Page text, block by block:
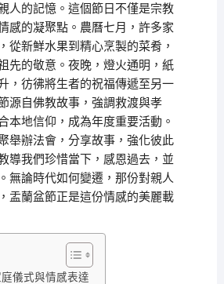
人的記憶。這個節日不僅是宗教
感的凝聚點。農曆七月，許多家
從新鮮水果到精心烹製的菜肴，
先的敬意。夜晚，燈火通明，紙
，彷彿將生者的祝福傳遞至另一
源自佛教故事，強調救渡與孝
本地信仰，成為年度重要活動。
舉辦法會，分享故事，強化彼此
導我們珍惜當下，感恩過去，並
無論時代如何變遷，那份對親人
盂蘭盆節正是這份情感的美麗載
儀式與情感表達